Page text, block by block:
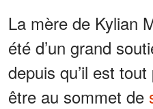
La mère de Kylian
été d’un grand
depuis qu’il est
être au sommet de